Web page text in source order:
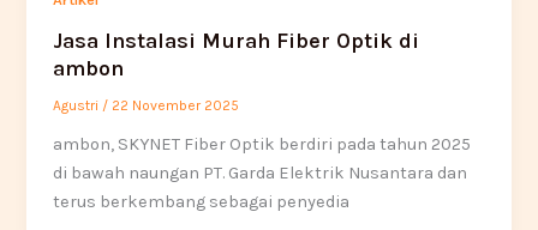
Jasa Instalasi Murah Fiber Optik di
ambon
Agustri / 22 November 2025
ambon, SKYNET Fiber Optik berdiri pada tahun 2025
di bawah naungan PT. Garda Elektrik Nusantara dan
terus berkembang sebagai penyedia